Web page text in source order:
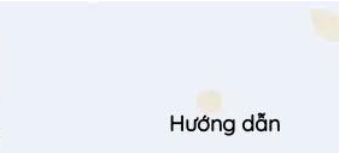
Hướng dẫn